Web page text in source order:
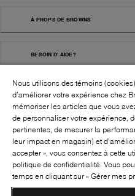
À PROPS DE BROWNS
BESOIN D' AIDE?
BROWNS SHOES INC. TOUS DROITS
RÉSERVÉS
SUIVEZ-NOUS!:
Nous utilisons des témoins
d’améliorer votre expérience chez
mémoriser les articles que vous
de personnaliser votre expérience,
pertinentes, de mesurer la
leur impact en magasin) et
accepter », vous consentez à cette
politique de confidentialité. Vous
temps en cliquant sur « Gérer mes